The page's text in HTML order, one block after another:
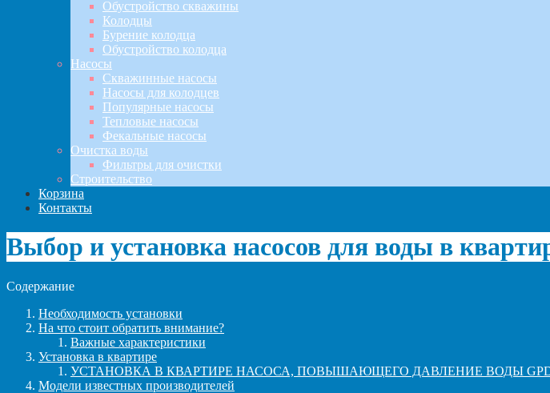
Обустройство скважины
Колодцы
Бурение колодца
Обустройство колодца
Насосы
Скважинные насосы
Насосы для колодцев
Популярные насосы
Тепловые насосы
Фекальные насосы
Очистка воды
Фильтры для очистки
Строительство
Корзина
Контакты
Выбор и установка насосов для воды в
Содержание
Необходимость установки
На что стоит обратить внимание?
Важные характеристики
Установка в квартире
УСТАНОВКА В КВАРТИРЕ НАСОСА, ПОВЫШАЮЩЕГО ДАВЛЕНИЕ ВОДЫ GPD
Модели известных производителей